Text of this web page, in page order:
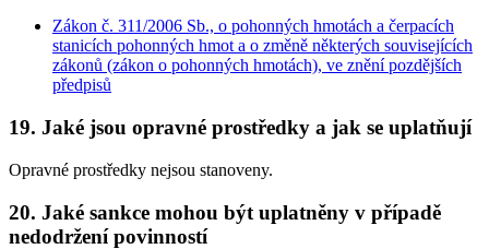
Zákon č. 311/2006 Sb., o pohonných hmotách a čerpacích
stanicích pohonných hmot a o změně některých souvisejících
zákonů (zákon o pohonných hmotách), ve znění pozdějších
předpisů
19. Jaké jsou opravné prostředky a jak se uplatňují
Opravné prostředky nejsou stanoveny.
20. Jaké sankce mohou být uplatněny v případě
nedodržení povinností